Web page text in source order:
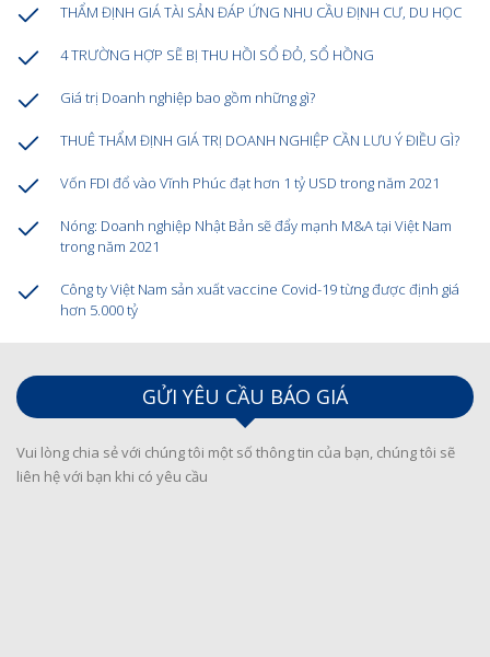
THẨM ĐỊNH GIÁ TÀI SẢN ĐÁP ỨNG NHU CẦU ĐỊNH CƯ, DU HỌC
4 TRƯỜNG HỢP SẼ BỊ THU HỒI SỔ ĐỎ, SỔ HỒNG
Giá trị Doanh nghiệp bao gồm những gì?
THUÊ THẨM ĐỊNH GIÁ TRỊ DOANH NGHIỆP CẦN LƯU Ý ĐIỀU GÌ?
Vốn FDI đổ vào Vĩnh Phúc đạt hơn 1 tỷ USD trong năm 2021
Nóng: Doanh nghiệp Nhật Bản sẽ đẩy mạnh M&A tại Việt Nam
trong năm 2021
Công ty Việt Nam sản xuất vaccine Covid-19 từng được định giá
hơn 5.000 tỷ
GỬI YÊU CẦU BÁO GIÁ
Vui lòng chia sẻ với chúng tôi một số thông tin của bạn, chúng tôi sẽ
liên hệ với bạn khi có yêu cầu